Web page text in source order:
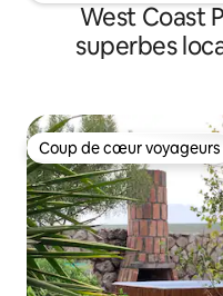
West Coast
superbes
Coup de cœur voyageurs
Coup de cœur voyageurs